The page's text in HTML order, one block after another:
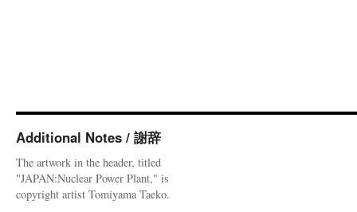
Additional Notes / 謝辞
The artwork in the header, titled
"JAPAN:Nuclear Power Plant," is
copyright artist Tomiyama Taeko.